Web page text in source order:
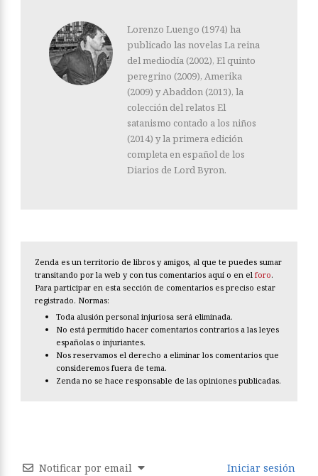
Lorenzo Luengo (1974) ha
publicado las novelas La reina
del mediodía (2002), El quinto
peregrino (2009), Amerika
(2009) y Abaddon (2013), la
colección del relatos El
satanismo contado a los niños
(2014) y la primera edición
completa en español de los
Diarios de Lord Byron.
Zenda es un territorio de libros y amigos, al que te puedes sumar
transitando por la web y con tus comentarios aquí o en el foro.
Para participar en esta sección de comentarios es preciso estar
registrado. Normas:
Toda alusión personal injuriosa será eliminada.
No está permitido hacer comentarios contrarios a las leyes
españolas o injuriantes.
Nos reservamos el derecho a eliminar los comentarios que
consideremos fuera de tema.
Zenda no se hace responsable de las opiniones publicadas.
Notificar por email Iniciar sesión